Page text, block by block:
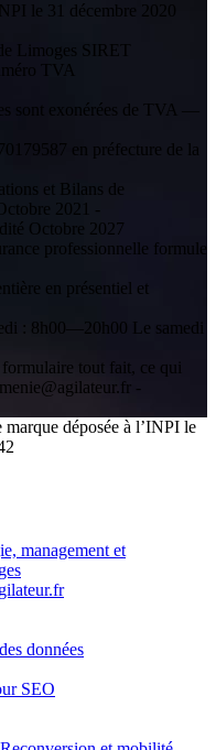
le 31 décembre 2020
Limoges SIRET
TVA
sont exonérées de TVA —
en préfecture de la
et Bilans de
2021 -
Octobre 2027
professionnelle formule
en présentiel et
: 8h00—20h00 Le samedi
tout fait, ce qui
-
déposée à l’INPI le
management et
données
SEO